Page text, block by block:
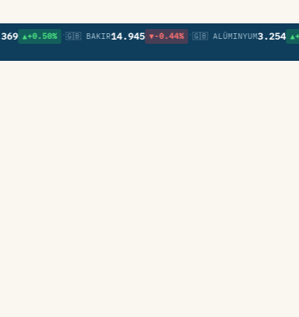
▲+0.50% •🇬🇧 BAKIR14.945 ▼-0.44% •🇬🇧 ALÜMINYUM3.254